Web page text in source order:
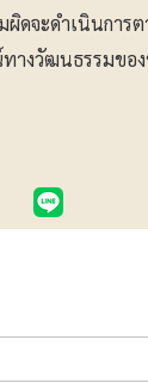
ผิดจะดำเนินกา
งวัฒนธรรมขอ